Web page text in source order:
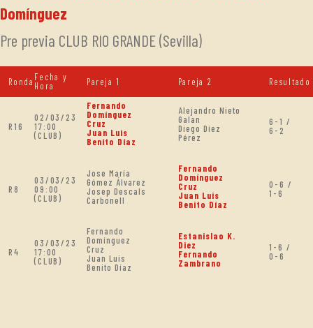
Domínguez
Pre previa CLUB RIO GRANDE (Sevilla)
Ronda Fecha y
Hora
Pareja 1 Pareja 2 Resultado
R16
02/03/23
17:00
(CLUB)
Fernando
Domínguez
Cruz
Juan Luis
Benito Díaz
Alejandro Nieto
Galan
Diego Díez
Pérez
6-1 /
6-2
R8
03/03/23
09:00
(CLUB)
Jose María
Gómez Álvarez
Josep Descals
Carbonell
Fernando
Domínguez
Cruz
Juan Luis
Benito Díaz
0-6 /
1-6
R4
03/03/23
17:00
(CLUB)
Fernando
Domínguez
Cruz
Juan Luis
Benito Díaz
Estanislao K.
Diez
Fernando
Zambrano
1-6 /
0-6